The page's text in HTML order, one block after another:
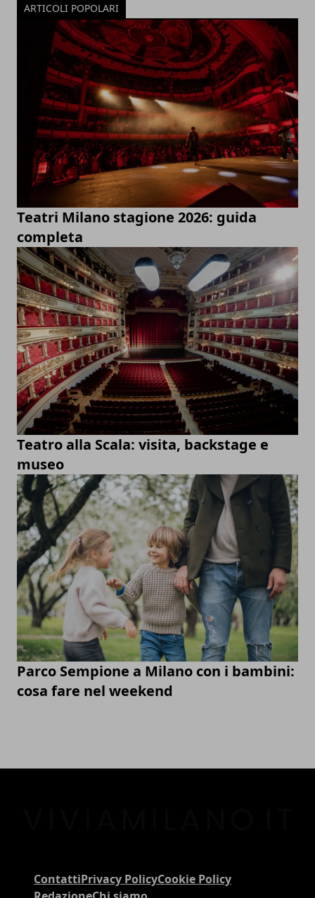
ARTICOLI POPOLARI
Teatri Milano stagione 2026: guida
completa
Teatro alla Scala: visita, backstage e
museo
Parco Sempione a Milano con i bambini:
cosa fare nel weekend
ContattiPrivacy PolicyCookie Policy